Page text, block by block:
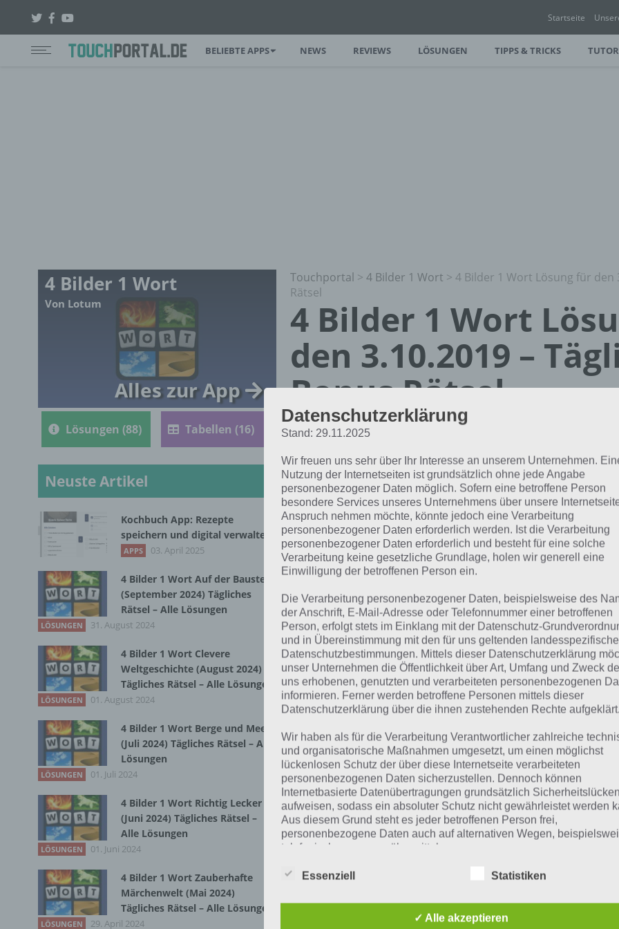
Startseite
BELIEBTE APPS NEWS REVIEWS LÖSUNGEN TIPPS & TRICKS
Touchportal > 4 Bilder 1 Wort > 4 Bilder 1 Wort Lösung für den
Rätsel
4 Bilder 1 Wort
den 3.10.2019 –
Bonus Rätsel
Paul Stelzer
01.10.2019
App Empfehlung: IQ Test App
Mit zahlreichen Aufgaben zum Knobeln und Üben
JETZT KOSTENLOS HERUNTERLADEN
Die Lösung für das täglicheBONUSRätsel vom 3.10.2019
2019 in 4 Bilder 1 Wort. Wenn du dort aktuell feststeckst,
LACHEN
Bei dieser Lösung handelt es sich um das tägliche Bonus
wir noch die Links beispielsweise zum täglichen Rätsel und
Tägliches Rätsel:Zur Lösung vom 3.10.2019
Schau mal, was vor einem Jahr,
gesucht war
Zur Übersicht:4 Bilder 1 Wort Lösungen zu Halloween im
4 Bilder 1 Wort
Von Lotum
Alles zur App
Lösungen (88) Tabellen (16)
Neuste Artikel
Kochbuch App: Rezepte
speichern und digital verwalten
APPS 03. April 2025
4 Bilder 1 Wort Auf der Baustelle
(September 2024) Tägliches
Rätsel – Alle Lösungen
LÖSUNGEN 31. August 2024
4 Bilder 1 Wort Clevere
Weltgeschichte (August 2024)
Tägliches Rätsel – Alle Lösungen
LÖSUNGEN 01. August 2024
4 Bilder 1 Wort Berge und Meer
(Juli 2024) Tägliches Rätsel – Alle
Lösungen
LÖSUNGEN 01. Juli 2024
4 Bilder 1 Wort Richtig Lecker
(Juni 2024) Tägliches Rätsel –
Alle Lösungen
LÖSUNGEN 01. Juni 2024
4 Bilder 1 Wort Zauberhafte
Märchenwelt (Mai 2024)
Tägliches Rätsel – Alle Lösungen
LÖSUNGEN 29. April 2024
Datenschutzerklärung
Stand: 29.11.2025
Wir freuen uns sehr über Ihr Interesse an unserem Unternehmen.
Nutzung der Internetseiten ist grundsätzlich ohne jede Angabe
personenbezogener Daten möglich. Sofern eine betroffene Person
besondere Services unseres Unternehmens über unsere
Anspruch nehmen möchte, könnte jedoch eine Verarbeitung
personenbezogener Daten erforderlich werden. Ist die Verarbeitung
personenbezogener Daten erforderlich und besteht für eine solche
Verarbeitung keine gesetzliche Grundlage, holen wir generell eine
Einwilligung der betroffenen Person ein.
Die Verarbeitung personenbezogener Daten, beispielsweise des
der Anschrift, E-Mail-Adresse oder Telefonnummer einer betroffenen
Person, erfolgt stets im Einklang mit der Datenschutz-
und in Übereinstimmung mit den für uns geltenden
Datenschutzbestimmungen. Mittels dieser Datenschutzerklärung
unser Unternehmen die Öffentlichkeit über Art, Umfang und Zweck
uns erhobenen, genutzten und verarbeiteten personenbezogenen
informieren. Ferner werden betroffene Personen mittels dieser
Datenschutzerklärung über die ihnen zustehenden Rechte aufgeklärt.
Wir haben als für die Verarbeitung Verantwortlicher zahlreiche
und organisatorische Maßnahmen umgesetzt, um einen möglichst
lückenlosen Schutz der über diese Internetseite verarbeiteten
personenbezogenen Daten sicherzustellen. Dennoch können
Internetbasierte Datenübertragungen grundsätzlich Sicherheitslücken
aufweisen, sodass ein absoluter Schutz nicht gewährleistet werden
Aus diesem Grund steht es jeder betroffenen Person frei,
personenbezogene Daten auch auf alternativen Wegen,
telefonisch, an uns zu übermitteln.
Essenziell Statistiken
✓ Alle akzeptieren